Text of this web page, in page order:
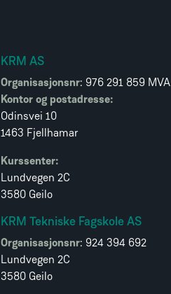
KRM AS
Organisasjonsnr: 976 291 859 MVA
Kontor og postadresse:
Odinsvei 10
1463 Fjellhamar
Kurssenter:
Lundvegen 2C
3580 Geilo
KRM Tekniske Fagskole AS
Organisasjonsnr: 924 394 692
Lundvegen 2C
3580 Geilo